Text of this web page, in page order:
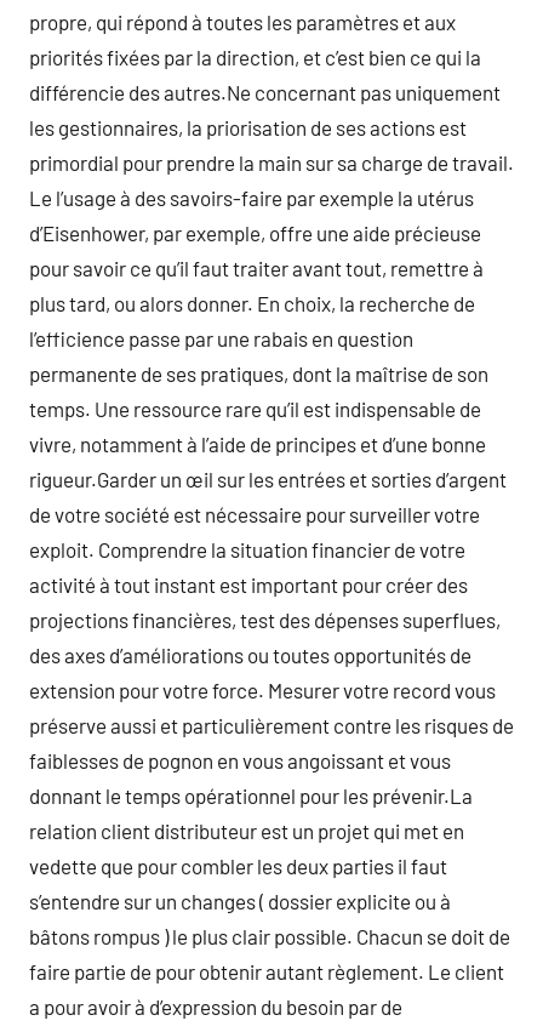
propre, qui répond à toutes les paramètres et aux
priorités fixées par la direction, et c’est bien ce qui la
différencie des autres.Ne concernant pas uniquement
les gestionnaires, la priorisation de ses actions est
primordial pour prendre la main sur sa charge de travail.
Le l’usage à des savoirs-faire par exemple la utérus
d’Eisenhower, par exemple, offre une aide précieuse
pour savoir ce qu’il faut traiter avant tout, remettre à
plus tard, ou alors donner. En choix, la recherche de
l’efficience passe par une rabais en question
permanente de ses pratiques, dont la maîtrise de son
temps. Une ressource rare qu’il est indispensable de
vivre, notamment à l’aide de principes et d’une bonne
rigueur.Garder un œil sur les entrées et sorties d’argent
de votre société est nécessaire pour surveiller votre
exploit. Comprendre la situation financier de votre
activité à tout instant est important pour créer des
projections financières, test des dépenses superflues,
des axes d’améliorations ou toutes opportunités de
extension pour votre force. Mesurer votre record vous
préserve aussi et particulièrement contre les risques de
faiblesses de pognon en vous angoissant et vous
donnant le temps opérationnel pour les prévenir.La
relation client distributeur est un projet qui met en
vedette que pour combler les deux parties il faut
s’entendre sur un changes ( dossier explicite ou à
bâtons rompus ) le plus clair possible. Chacun se doit de
faire partie de pour obtenir autant règlement. Le client
a pour avoir à d’expression du besoin par de